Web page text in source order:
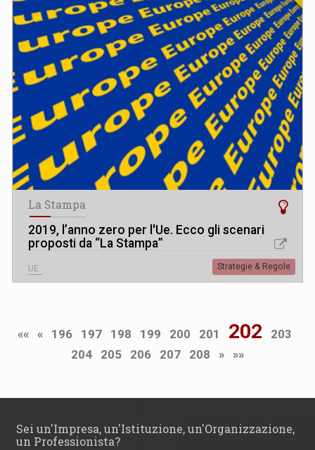
La Stampa
2019, l’anno zero per l'Ue. Ecco gli scenari
proposti da “La Stampa”
UE Strategie & Regole
«« « 196 197 198 199 200 201 202
203
204
205 206 207 208 » »»
Sei un'Impresa, un'Istituzione, un'Organizzazione,
un Professionista?